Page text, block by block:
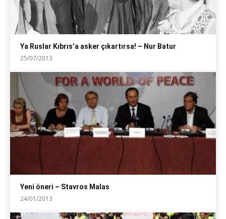
Ya Ruslar Kıbrıs’a asker çıkartırsa! – Nur Batur
25/07/2013
Yeni öneri – Stavros Malas
24/01/2013